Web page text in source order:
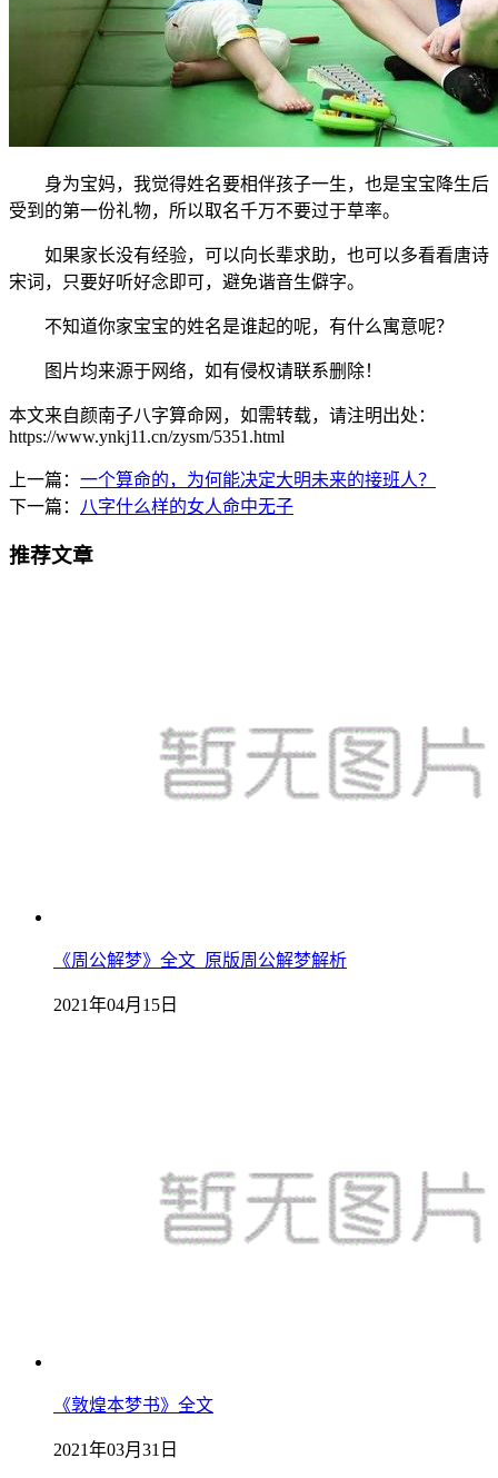
身为宝妈，我觉得姓名要相伴孩子一生，也是宝宝降生后
受到的第一份礼物，所以取名千万不要过于草率。
如果家长没有经验，可以向长辈求助，也可以多看看唐诗
宋词，只要好听好念即可，避免谐音生僻字。
不知道你家宝宝的姓名是谁起的呢，有什么寓意呢？
图片均来源于网络，如有侵权请联系删除！
本文来自颜南子八字算命网，如需转载，请注明出处：
https://www.ynkj11.cn/zysm/5351.html
上一篇： 一个算命的，为何能决定大明未来的接班人？
下一篇：
八字什么样的女人命中无子
推荐文章
《周公解梦》全文_原版周公解梦解析
2021年04月15日
《敦煌本梦书》全文
2021年03月31日